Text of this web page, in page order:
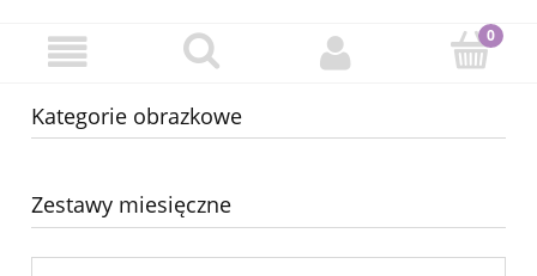
Kategorie obrazkowe
Zestawy miesięczne